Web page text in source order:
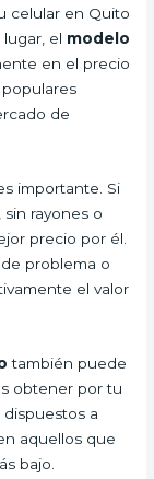
celular en Quito
lugar, el modelo
en el precio
de
importante. Si
rayones o
precio por él.
problema o
el valor
también puede
obtener por tu
a
aquellos que
bajo.